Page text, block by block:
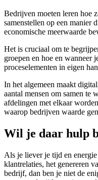
Bedrijven moeten leren hoe
samenstellen op een manier
economische meerwaarde
Het is cruciaal om te
groepen en hoe en wanneer
proceselementen in eigen
In het algemeen maakt
aantal mensen om samen te
afdelingen met elkaar
waarop bedrijven waarde
Wil je daar hulp
Als je liever je tijd en
klantrelaties, het genereren
bedrijf, dan ben je niet de